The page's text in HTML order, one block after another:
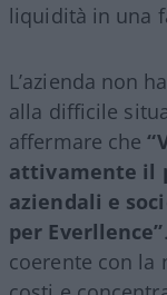
liquidità in una
L’azienda non
alla difficile
affermare che
attivamente il
aziendali e
per Everllence”
coerente con la